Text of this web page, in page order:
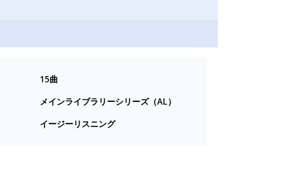
15曲
メインライブラリーシリーズ（AL）
イージーリスニング